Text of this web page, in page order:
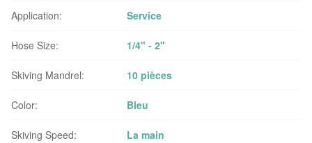
Application: Service
Hose Size: 1/4" - 2"
Skiving Mandrel: 10 pièces
Color: Bleu
Skiving Speed: La main